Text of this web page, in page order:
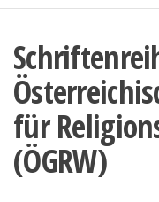
für
(ÖGRW)